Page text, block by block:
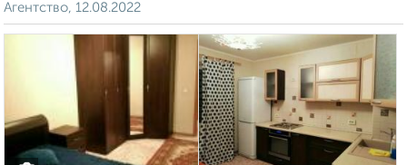
Агентство, 12.08.2022